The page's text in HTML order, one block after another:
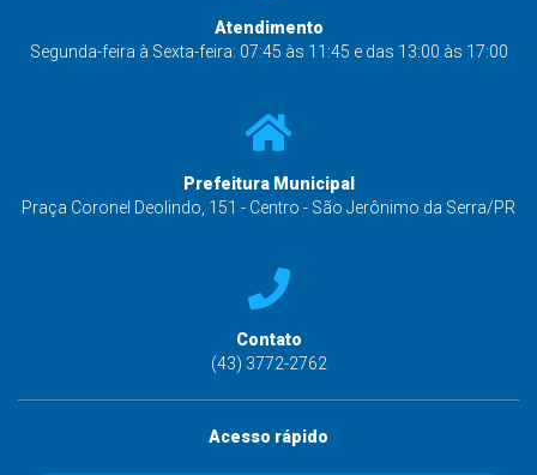
Atendimento
Segunda-feira à Sexta-feira: 07:45 às 11:45 e das 13:00 às 17:00
Prefeitura Municipal
Praça Coronel Deolindo, 151 - Centro - São Jerônimo da Serra/PR
Contato
(43) 3772-2762
Acesso rápido